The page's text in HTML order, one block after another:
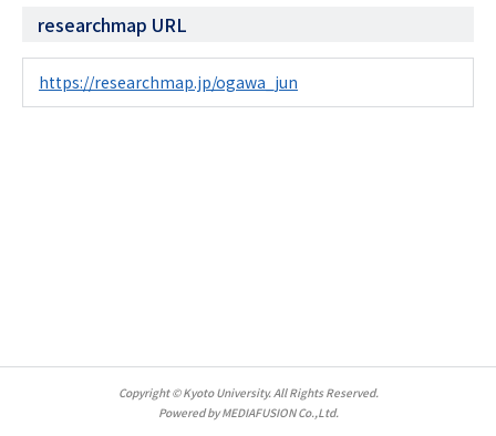
researchmap URL
https://researchmap.jp/ogawa_jun
Copyright © Kyoto University. All Rights Reserved.
Powered by MEDIAFUSION Co.,Ltd.